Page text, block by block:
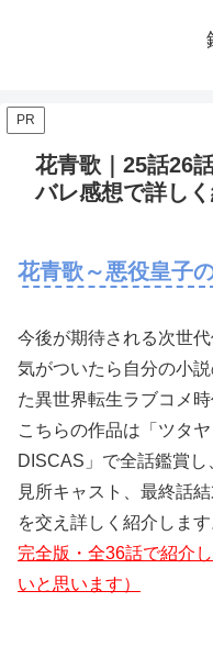
PR
花青歌｜25話26
バレ感想で詳し
花青歌～悪役皇子
今後が期待される次世代
気がついたら自分の小
た異世界転生ラブコメ時
こちらの作品は「ツタ
DISCAS」で全話鑑賞し
見所キャスト、最終話
を交え詳しく紹介します
完全版・全36話で紹介
いと思います）